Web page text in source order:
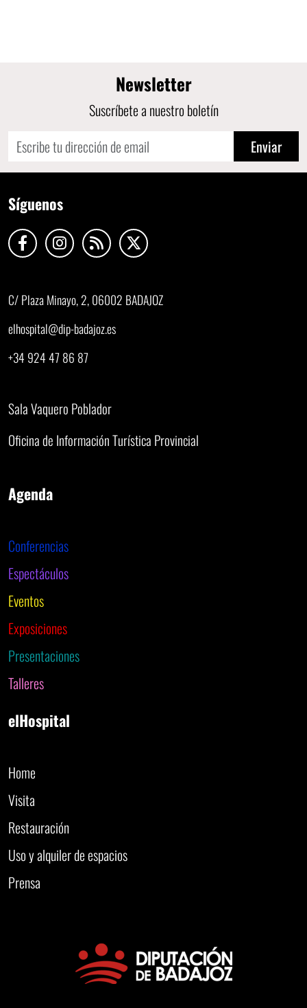
Newsletter
Suscríbete a nuestro boletín
Enviar
Síguenos
C/ Plaza Minayo, 2, 06002 BADAJOZ
elhospital@dip-badajoz.es
+34 924 47 86 87
Sala Vaquero Poblador
Oficina de Información Turística Provincial
Agenda
Conferencias
Espectáculos
Eventos
Exposiciones
Presentaciones
Talleres
elHospital
Home
Visita
Restauración
Uso y alquiler de espacios
Prensa